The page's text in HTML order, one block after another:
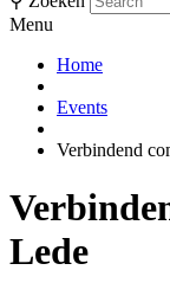
Menu
Home
Events
Verbindend
Lede